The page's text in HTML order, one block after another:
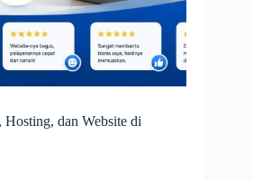
dan Website di